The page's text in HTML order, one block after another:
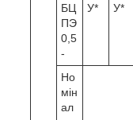
БЦ
ПЭ
0,5
-
У*
У*
Но
мін
ал